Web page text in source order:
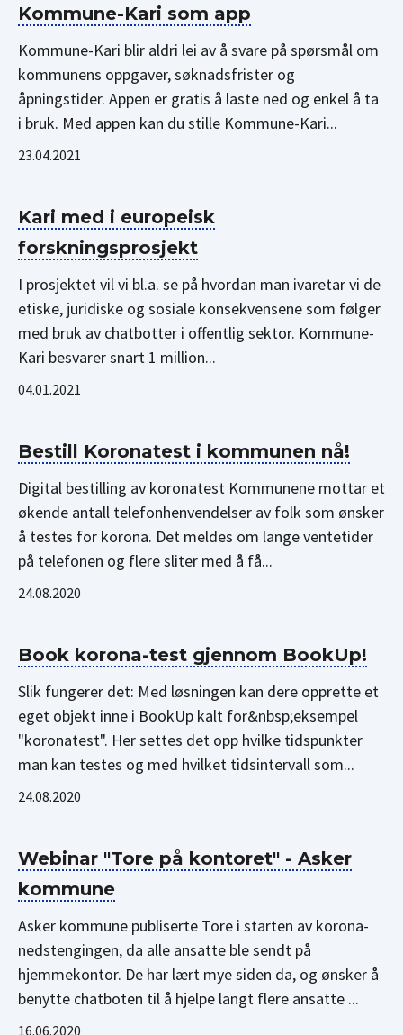
Kommune-Kari som app
Kommune-Kari blir aldri lei av å svare på spørsmål om
kommunens oppgaver, søknadsfrister og
åpningstider. Appen er gratis å laste ned og enkel å ta
i bruk. Med appen kan du stille Kommune-Kari...
23.04.2021
Kari med i europeisk
forskningsprosjekt
I prosjektet vil vi bl.a. se på hvordan man ivaretar vi de
etiske, juridiske og sosiale konsekvensene som følger
med bruk av chatbotter i offentlig sektor. Kommune-
Kari besvarer snart 1 million...
04.01.2021
Bestill Koronatest i kommunen nå!
Digital bestilling av koronatest Kommunene mottar et
økende antall telefonhenvendelser av folk som ønsker
å testes for korona. Det meldes om lange ventetider
på telefonen og flere sliter med å få...
24.08.2020
Book korona-test gjennom BookUp!
Slik fungerer det: Med løsningen kan dere opprette et
eget objekt inne i BookUp kalt for&nbsp;eksempel
"koronatest". Her settes det opp hvilke tidspunkter
man kan testes og med hvilket tidsintervall som...
24.08.2020
Webinar "Tore på kontoret" - Asker
kommune
Asker kommune publiserte Tore i starten av korona-
nedstengingen, da alle ansatte ble sendt på
hjemmekontor. De har lært mye siden da, og ønsker å
benytte chatboten til å hjelpe langt flere ansatte ...
16.06.2020